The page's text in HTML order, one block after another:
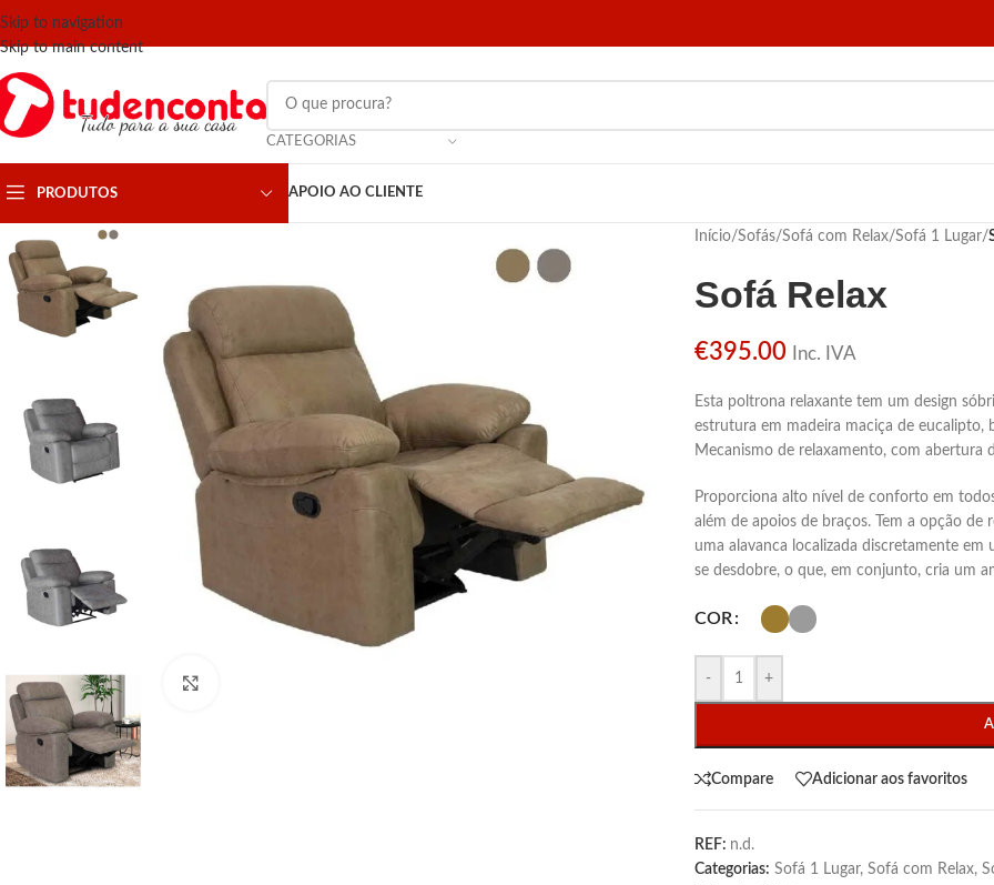
Skip to navigation
Skip to main content
CATEGORIAS
PRODUTOS APOIO AO CLIENTE
Início/Sofás/Sofá com Relax/Sofá 1 Lugar/
Sofá Relax
€395.00 Inc. IVA
Esta poltrona relaxante tem um design
estrutura em madeira maciça de eucalipto,
Mecanismo de relaxamento, com abertura
Proporciona alto nível de conforto em
além de apoios de braços. Tem a opção
uma alavanca localizada discretamente
se desdobre, o que, em conjunto, cria um
COR
- +
Compare Adicionar aos favoritos
REF: n.d.
Categorias: Sofá 1 Lugar, Sofá com Relax,